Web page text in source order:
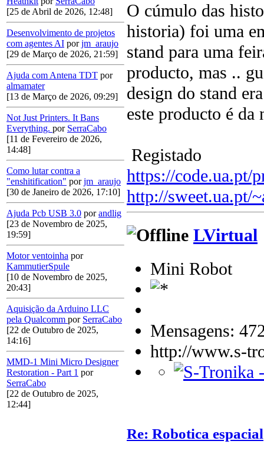
[25 de Abril de 2026, 12:48]
Desenvolvimento de projetos
com agentes AI porjm_araujo
[29 de Março de 2026, 21:59]
Ajuda com Antena TDT por
almamater
[13 de Março de 2026, 09:29]
Not Just Printers. It Bans
Everything. por SerraCabo
[11 de Fevereiro de 2026,
14:48]
Como lutar contra a
"enshitification" porjm_araujo
[30 de Janeiro de 2026, 17:10]
Ajuda Pcb USB 3.0 porandlig
[23 de Novembro de 2025,
19:59]
Motor ventoinha por
KammutierSpule
[10 de Novembro de 2025,
20:43]
Aquisição da Arduino LLC
pela Qualcomm por SerraCabo
[22 de Outubro de 2025,
14:16]
MMD-1 Mini Micro Designer
Restoration - Part 1 por
SerraCabo
[22 de Outubro de 2025,
12:44]
O cúmulo das
historia) foi uma
stand para uma
producto, mas ..
design do stand
este producto é da
Registado
https://code.ua.pt/
http://sweet.ua.pt/
LVirtual
Mini Robot
Mensagens:
http://www.s-
Re: Robotica espacial